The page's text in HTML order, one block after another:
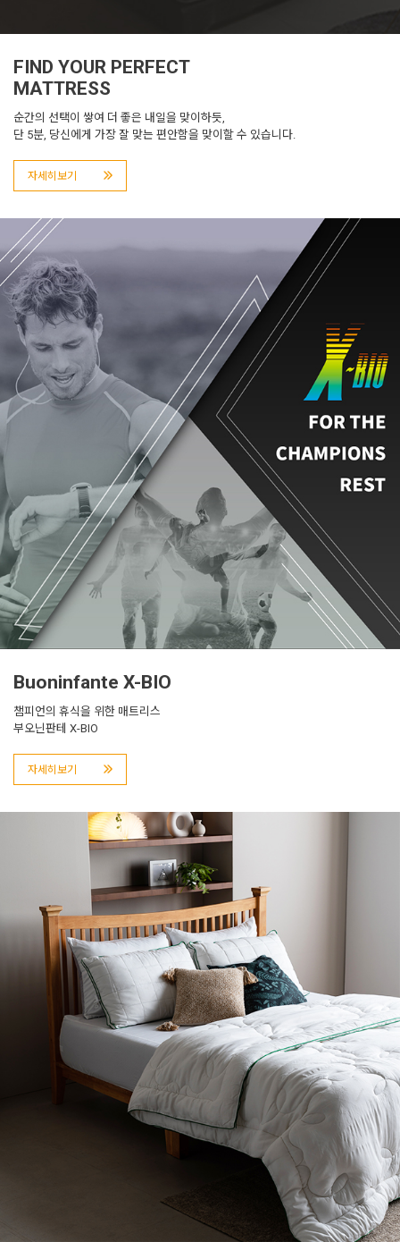
FIND YOUR PERFECT
MATTRESS
순간의 선택이 쌓여 더 좋은 내일을 맞이하듯,
단 5분, 당신에게 가장 잘 맞는 편안함을 맞이할 수 있습니다.
자세히보기
Buoninfante X-BIO
챔피언의 휴식을 위한 매트리스
부오닌판테 X-BIO
자세히보기